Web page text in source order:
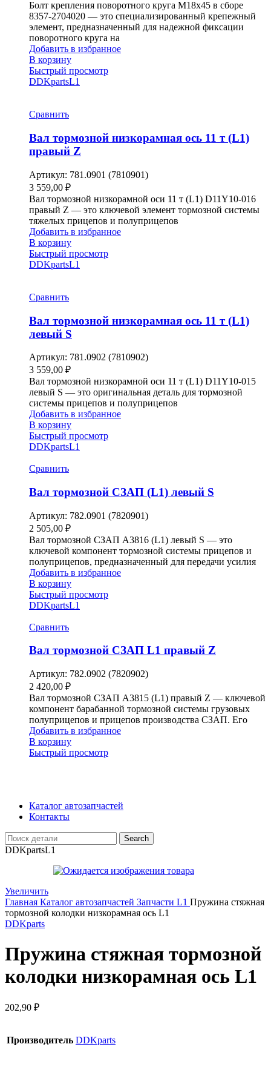
Болт крепления поворотного круга М18х45 в сборе
8357-2704020 — это специализированный крепежный
элемент, предназначенный для надежной фиксации
поворотного круга на
Добавить в избранное
В корзину
Быстрый просмотр
DDKpartsL1
Сравнить
Вал тормозной низкорамная ось 11 т (L1)
правый Z
Артикул: 781.0901 (7810901)
3 559,00 ₽
Вал тормозной низкорамной оси 11 т (L1) D11Y10-016
правый Z — это ключевой элемент тормозной системы
тяжелых прицепов и полуприцепов
Добавить в избранное
В корзину
Быстрый просмотр
DDKpartsL1
Сравнить
Вал тормозной низкорамная ось 11 т (L1)
левый S
Артикул: 781.0902 (7810902)
3 559,00 ₽
Вал тормозной низкорамной оси 11 т (L1) D11Y10-015
левый S — это оригинальная деталь для тормозной
системы прицепов и полуприцепов
Добавить в избранное
В корзину
Быстрый просмотр
DDKpartsL1
Сравнить
Вал тормозной СЗАП (L1) левый S
Артикул: 782.0901 (7820901)
2 505,00 ₽
Вал тормозной СЗАП A3816 (L1) левый S — это
ключевой компонент тормозной системы прицепов и
полуприцепов, предназначенный для передачи усилия
Добавить в избранное
В корзину
Быстрый просмотр
DDKpartsL1
Сравнить
Вал тормозной СЗАП L1 правый Z
Артикул: 782.0902 (7820902)
2 420,00 ₽
Вал тормозной СЗАП A3815 (L1) правый Z — ключевой
компонент барабанной тормозной системы грузовых
полуприцепов и прицепов производства СЗАП. Его
Добавить в избранное
В корзину
Быстрый просмотр
Каталог автозапчастей
Контакты
Search
DDKpartsL1
Увеличить
Главная Каталог автозапчастей Запчасти L1 Пружина стяжная
тормозной колодки низкорамная ось L1
DDKparts
Пружина стяжная тормозной
колодки низкорамная ось L1
202,90 ₽
Производитель DDKparts